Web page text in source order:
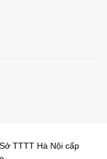
TTTT Hà Nội cấp